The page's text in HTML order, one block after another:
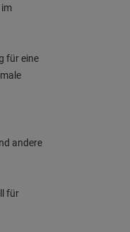
für eine
andere
für